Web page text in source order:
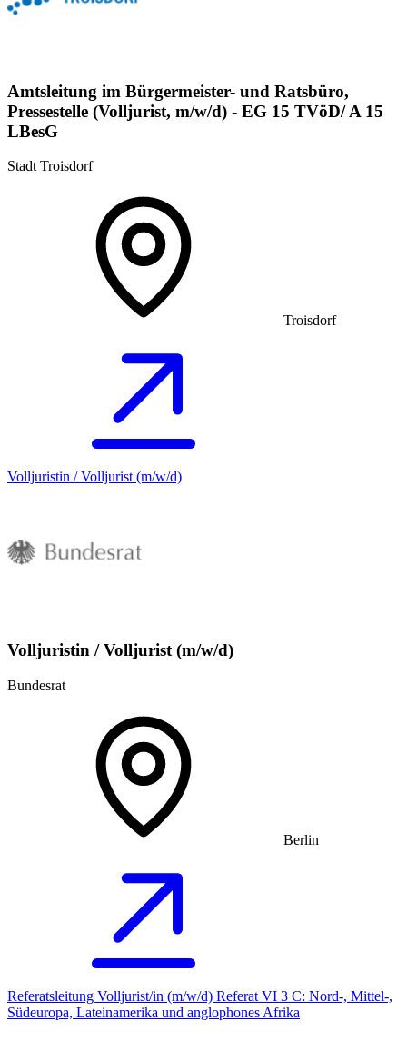
Amtsleitung im Bürgermeister- und Ratsbüro,
Pressestelle (Volljurist, m/w/d) - EG 15 TVöD/ A 15
LBesG
Stadt Troisdorf
Troisdorf
Volljuristin / Volljurist (m/w/d)
Volljuristin / Volljurist (m/w/d)
Bundesrat
Berlin
Referatsleitung Volljurist/in (m/w/d) Referat VI 3 C: Nord-, Mittel-,
Südeuropa, Lateinamerika und anglophones Afrika